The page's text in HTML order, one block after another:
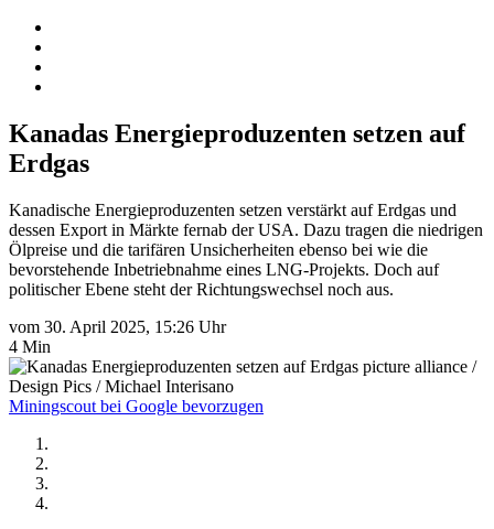
Kanadas Energieproduzenten setzen auf
Erdgas
Kanadische Energieproduzenten setzen verstärkt auf Erdgas und
dessen Export in Märkte fernab der USA. Dazu tragen die niedrigen
Ölpreise und die tarifären Unsicherheiten ebenso bei wie die
bevorstehende Inbetriebnahme eines LNG-Projekts. Doch auf
politischer Ebene steht der Richtungswechsel noch aus.
vom 30. April 2025, 15:26 Uhr
4 Min
picture alliance /
Design Pics / Michael Interisano
Miningscout bei Google bevorzugen